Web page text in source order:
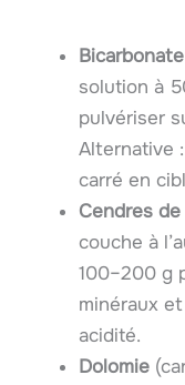
solution à
pulvériser
Alternative
carré en
Cendres
couche à
100–200 g
minéraux
acidité.
Dolomie